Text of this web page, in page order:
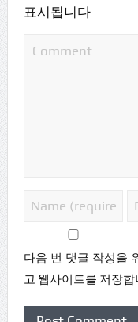
표시됩니다
다음 번 댓글 작성을
고 웹사이트를 저장합